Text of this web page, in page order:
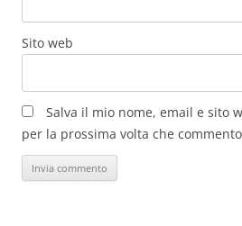
Sito web
Salva il mio nome, email e sito
per la prossima volta che